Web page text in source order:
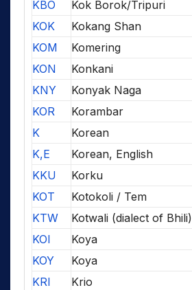
KBO
Kok Borok/Tripuri
KOK
Kokang Shan
KOM
Komering
KON
Konkani
KNY
Konyak Naga
KOR
Korambar
K
Korean
K,E
Korean, English
KKU
Korku
KOT
Kotokoli / Tem
KTW
Kotwali (dialect of Bhili)
KOI
Koya
KOY
Koya
KRI
Krio